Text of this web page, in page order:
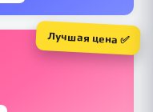
Лучшая цена ✅